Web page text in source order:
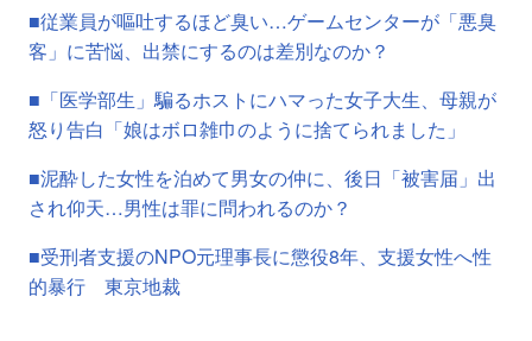
■従業員が嘔吐するほど臭い…ゲームセンターが「悪臭
客」に苦悩、出禁にするのは差別なのか？
■「医学部生」騙るホストにハマった女子大生、母親が
怒り告白「娘はボロ雑巾のように捨てられました」
■泥酔した女性を泊めて男女の仲に、後日「被害届」出
され仰天…男性は罪に問われるのか？
■受刑者支援のNPO元理事長に懲役8年、支援女性へ性
的暴行 東京地裁